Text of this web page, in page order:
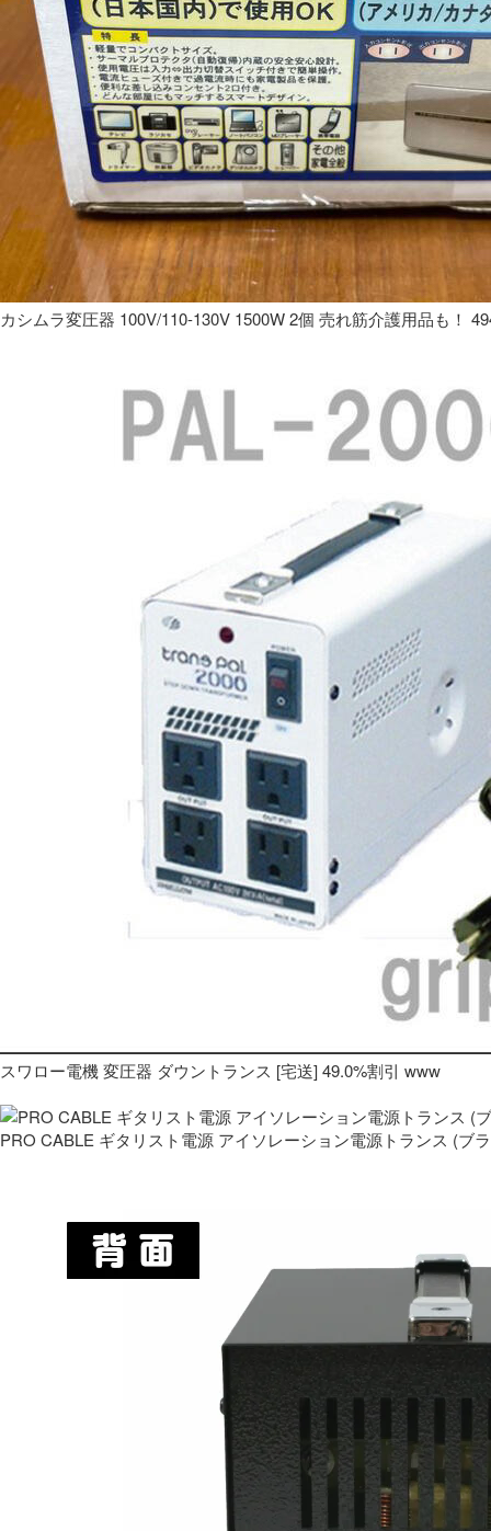
カシムラ変圧器 100V/110-130V 1500W 2個 売れ筋介護用品も！
スワロー電機 変圧器 ダウントランス [宅送] 49.0%割引 www
PRO CABLE ギタリスト電源 アイソレーション電源トランス (ブ